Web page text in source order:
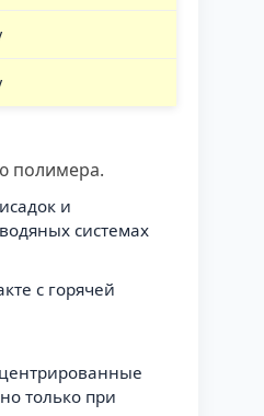
полимера.
и
системах
с горячей
только при